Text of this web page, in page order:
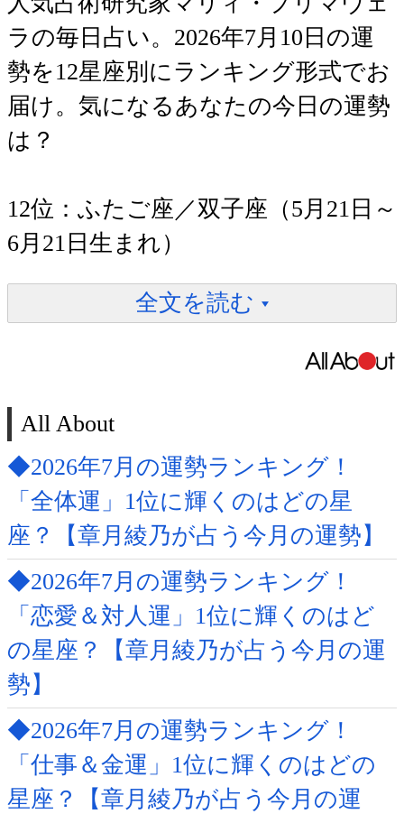
ラの毎日占い。2026年7月10日の運
勢を12星座別にランキング形式でお
届け。気になるあなたの今日の運勢
は？
12位：ふたご座／双子座（5月21日～
6月21日生まれ）
全文を読む
All About
◆2026年7月の運勢ランキング！
「全体運」1位に輝くのはどの星
座？【章月綾乃が占う今月の運勢】
◆2026年7月の運勢ランキング！
「恋愛＆対人運」1位に輝くのはど
の星座？【章月綾乃が占う今月の運
勢】
◆2026年7月の運勢ランキング！
「仕事＆金運」1位に輝くのはどの
星座？【章月綾乃が占う今月の運